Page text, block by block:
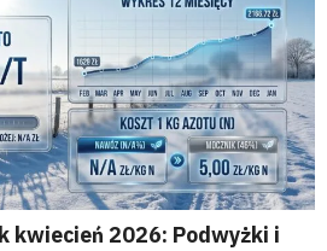
kwiecień 2026: Podwyżki i